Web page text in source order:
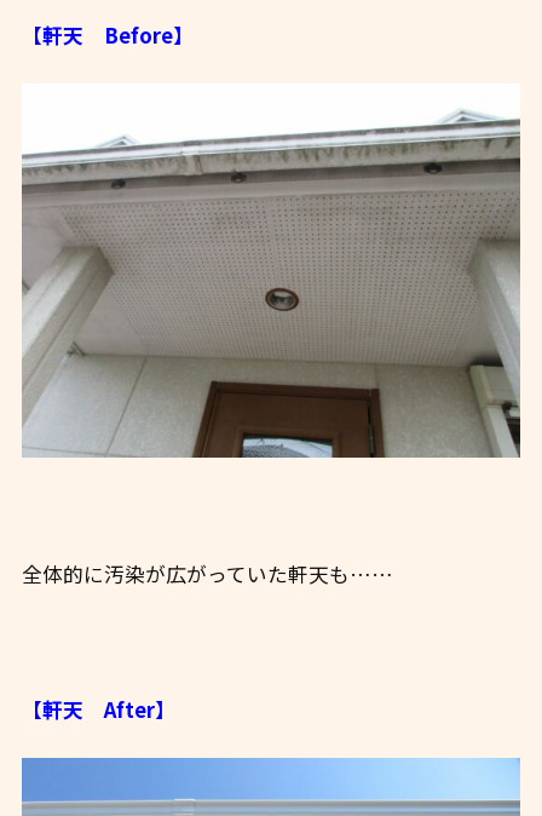
【軒天 Before】
全体的に汚染が広がっていた軒天も……
【軒天 After】